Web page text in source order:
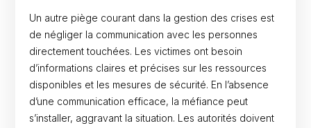
Un autre piège courant dans la gestion des crises est
de négliger la communication avec les personnes
directement touchées. Les victimes ont besoin
d’informations claires et précises sur les ressources
disponibles et les mesures de sécurité. En l’absence
d’une communication efficace, la méfiance peut
s’installer, aggravant la situation. Les autorités doivent